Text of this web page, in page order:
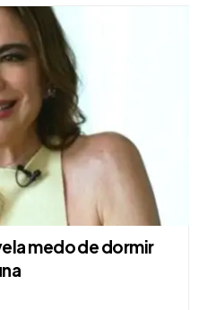
medo de dormir